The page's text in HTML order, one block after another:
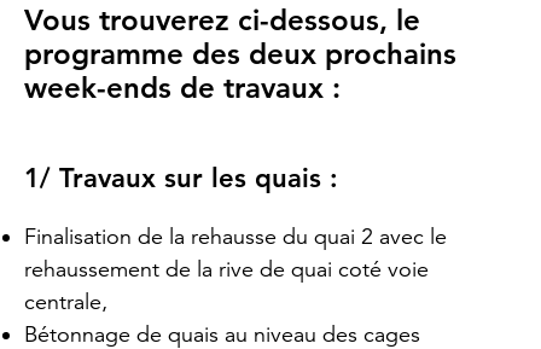
Vous trouverez ci-dessous, le
programme des deux prochains
week-ends de travaux :
1/ Travaux sur les quais :
Finalisation de la rehausse du quai 2 avec le
rehaussement de la rive de quai coté voie
centrale,
Bétonnage de quais au niveau des cages